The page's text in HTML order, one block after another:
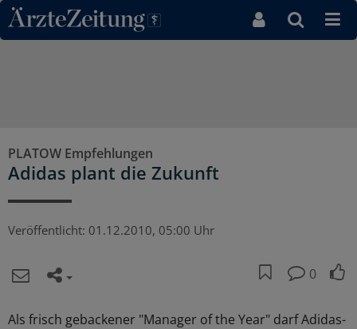
Direkt zum Inhaltsbereich
PLATOW Empfehlungen
Adidas plant die Zukunft
Veröffentlicht: 01.12.2010, 05:00 Uhr
0
Als frisch gebackener "Manager of the Year" darf Adidas-